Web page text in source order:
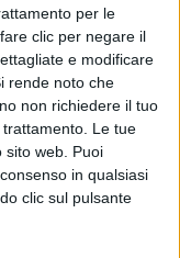
per le
clic per negare il
e modificare
rende noto che
non richiedere il tuo
Le tue
sito web. Puoi
in qualsiasi
clic sul pulsante